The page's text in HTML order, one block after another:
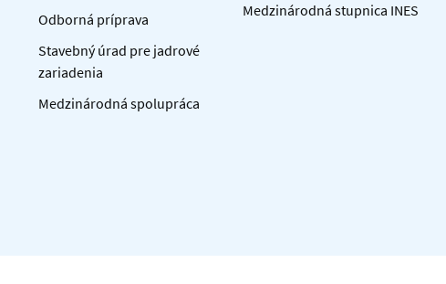
Odborná príprava
Stavebný úrad pre jadrové
zariadenia
Medzinárodná spolupráca
Medzinárodná stupnica INES